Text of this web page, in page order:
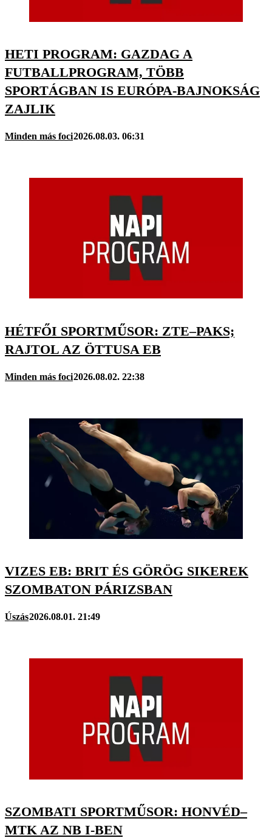
HETI PROGRAM: GAZDAG A
FUTBALLPROGRAM, TÖBB
SPORTÁGBAN IS EURÓPA-BAJNOKSÁG
ZAJLIK
Minden más foci2026.08.03. 06:31
HÉTFŐI SPORTMŰSOR: ZTE–PAKS;
RAJTOL AZ ÖTTUSA EB
Minden más foci2026.08.02. 22:38
VIZES EB: BRIT ÉS GÖRÖG SIKEREK
SZOMBATON PÁRIZSBAN
Úszás2026.08.01. 21:49
SZOMBATI SPORTMŰSOR: HONVÉD–
MTK AZ NB I-BEN